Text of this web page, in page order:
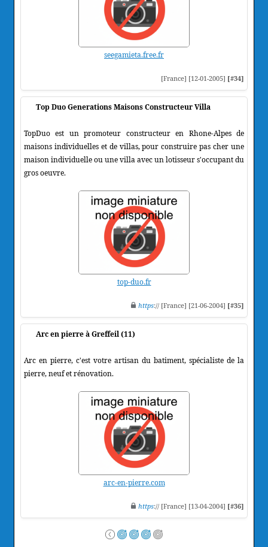
seegamieta.free.fr
[France] [12-01-2005] [#34]
Top Duo Generations Maisons Constructeur Villa
TopDuo est un promoteur constructeur en Rhone-Alpes de
maisons individuelles et de villas, pour construire pas cher une
maison individuelle ou une villa avec un lotisseur s'occupant du
gros oeuvre.
top-duo.fr
https:// [France] [21-06-2004] [#35]
Arc en pierre à Greffeil (11)
Arc en pierre, c'est votre artisan du batiment, spécialiste de la
pierre, neuf et rénovation.
arc-en-pierre.com
https:// [France] [13-04-2004] [#36]